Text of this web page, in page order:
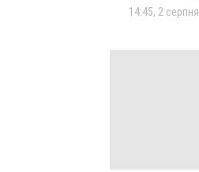
14:45, 2 серпня